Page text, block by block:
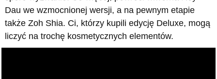
Dau we wzmocnionej wersji, a na pewnym etapie
także Zoh Shia. Ci, którzy kupili edycję Deluxe, mogą
liczyć na trochę kosmetycznych elementów.